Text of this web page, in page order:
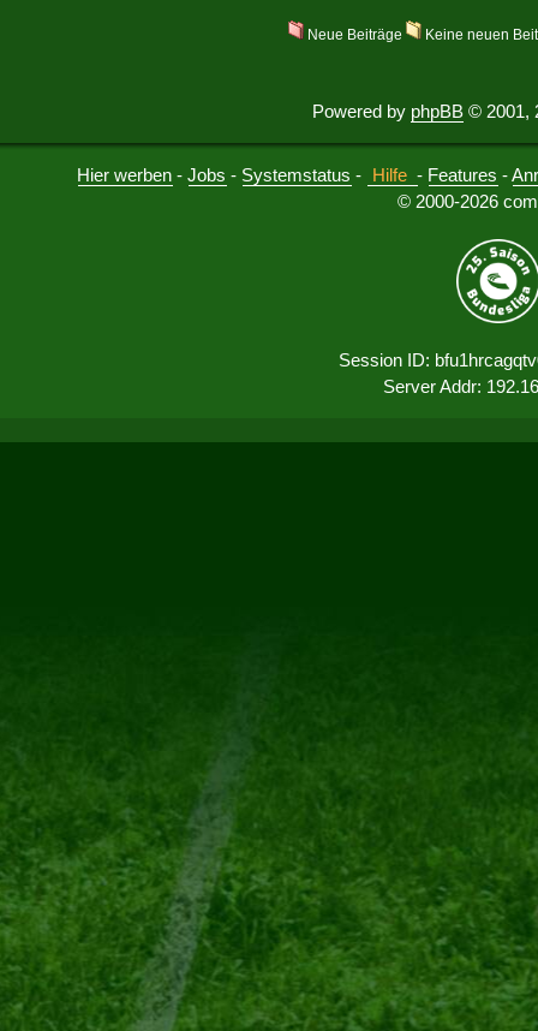
Neue Beiträge Keine neuen
Powered by phpBB © 2001,
Hier werben -Jobs - Systemstatus - Hilfe - Features -
© 2000-2026
Session ID:
Server Addr: